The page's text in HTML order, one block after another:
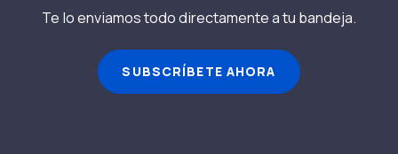
Te lo enviamos todo directamente a tu bandeja.
SUBSCRÍBETE AHORA